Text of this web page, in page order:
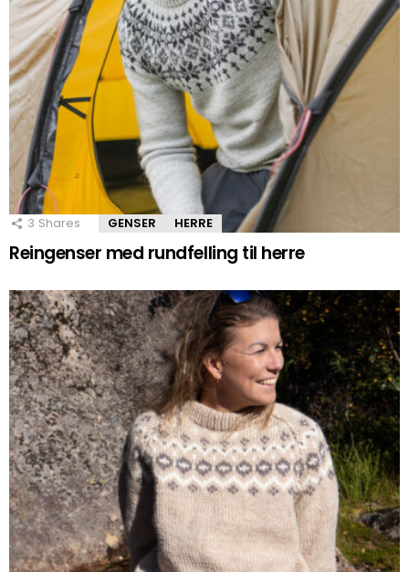
3 Shares GENSER HERRE
Reingenser med rundfelling til herre